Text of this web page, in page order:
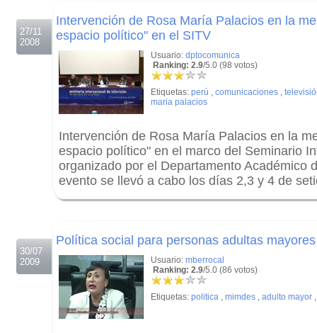
27/11
2008
Intervención de Rosa María Palacios en la
espacio político" en el SITV
Usuario: dptocomunica
Ranking: 2.9/5.0 (98 votos)
Etiquetas: perú , comunicaciones ,
maria palacios
Intervención de Rosa María Palacios en la
espacio político" en el marco del Seminario
organizado por el Departamento Académico
evento se llevó a cabo los días 2,3 y 4 de
30/07
2009
Política social para personas adultas mayores
Usuario: mberrocal
Ranking: 2.9/5.0 (86 votos)
Etiquetas: politica , mimdes , adulto mayor